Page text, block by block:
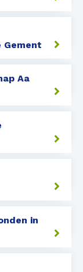
Gement
Aa
in